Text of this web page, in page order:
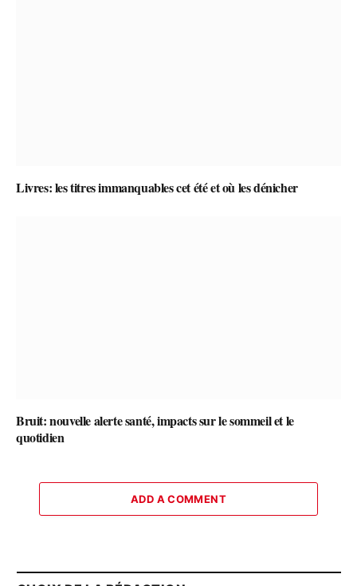
Livres: les titres immanquables cet été et où les dénicher
Bruit: nouvelle alerte santé, impacts sur le sommeil et le
quotidien
ADD A COMMENT